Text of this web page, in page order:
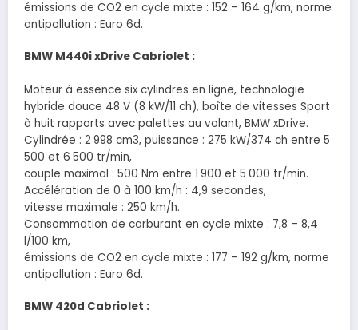
émissions de CO2 en cycle mixte : 152 – 164 g/km, norme
antipollution : Euro 6d.
BMW M440i xDrive Cabriolet :
Moteur à essence six cylindres en ligne, technologie
hybride douce 48 V (8 kW/11 ch), boîte de vitesses Sport
à huit rapports avec palettes au volant, BMW xDrive.
Cylindrée : 2 998 cm3, puissance : 275 kW/374 ch entre 5
500 et 6 500 tr/min,
couple maximal : 500 Nm entre 1 900 et 5 000 tr/min.
Accélération de 0 à 100 km/h : 4,9 secondes,
vitesse maximale : 250 km/h.
Consommation de carburant en cycle mixte : 7,8 – 8,4
l/100 km,
émissions de CO2 en cycle mixte : 177 – 192 g/km, norme
antipollution : Euro 6d.
BMW 420d Cabriolet :